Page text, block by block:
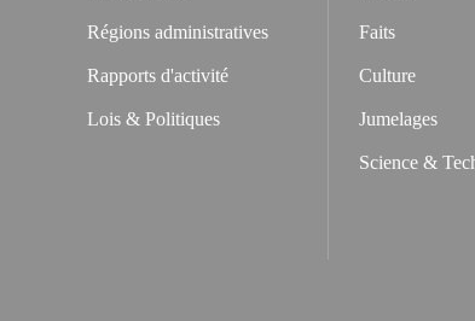
Régions administratives
Rapports d'activité
Lois & Politiques
Faits
Culture
Jumelages
Science &